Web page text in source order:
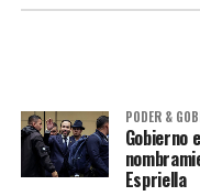
PODER &
Gobierno
Espriella